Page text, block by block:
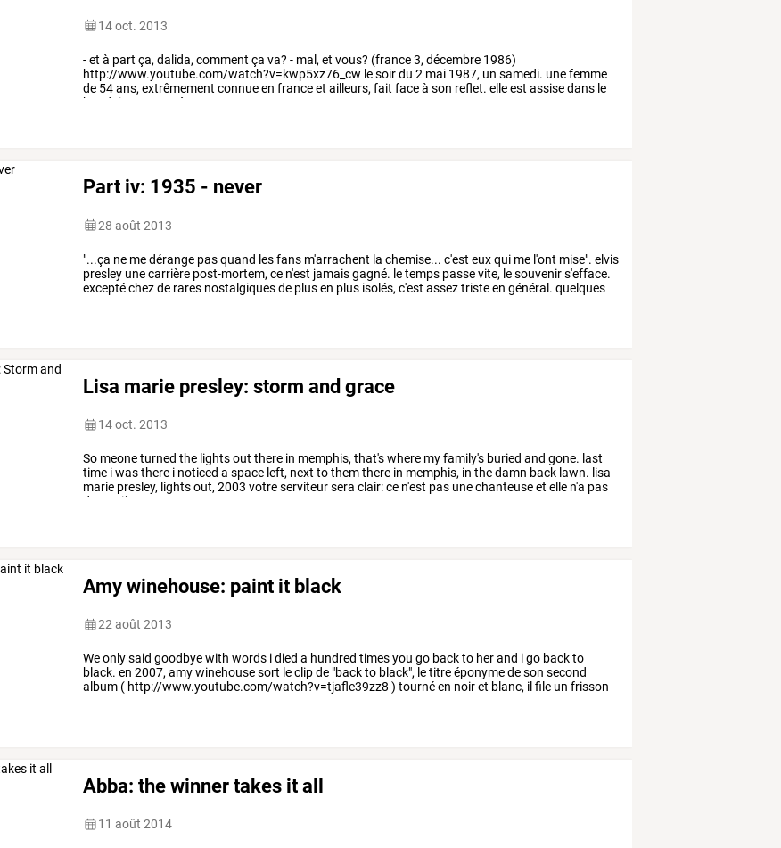
14 oct. 2013
-et à part ça, dalida, comment ça va? - mal, et vous? (france3, décembre 1986)
http://www.youtube.com/watch?v=kwp5xz76_cw lesoirdu 2 mai 1987, un samedi. unefemme
de 54ans, extrêmement connueen franceet ailleurs, fait faceà son reflet. elleest assisedans le
boudoir
à
Part iv: 1935 - never
28 août 2013
"...ça ne medérange pasquand lesfans m'arrachent la chemise... c'est euxqui me l'ont mise". elvis
presley unecarrière post-mortem, ce n'est jamaisgagné. letemps passevite, lesouvenirs'efface.
exceptéchezde rares nostalgiquesde plusen plus isolés, c'est asseztristeen général. quelques
Lisa marie presley: storm and grace
14 oct. 2013
So meoneturned the lightsout there in memphis,that'swhere myfamily's buried and gone. last
time iwasthere i noticed a space left, next tothemthere in memphis, in thedamn back lawn. lisa
marie presley, lightsout,2003 votreserviteursera clair:ce n'est pas unechanteuseet elle n'a pas
de
carrière.
Amy winehouse: paint it black
22 août 2013
Weonlysaid goodbyewith words idied a hundred timesyou go backto herand igo backto
black. en 2007,amywinehousesort leclipde "backto black", letitreéponymedeson second
album ( http://www.youtube.com/watch?v=tjafle39zz8 ) tournéen noiret blanc, il file un frisson
inévitable
face
Abba: the winner takes it all
11 août 2014